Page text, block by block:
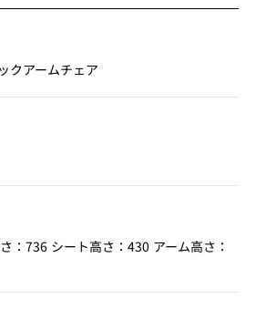
クアームチェア
：736 シート高さ：430 アーム高さ：